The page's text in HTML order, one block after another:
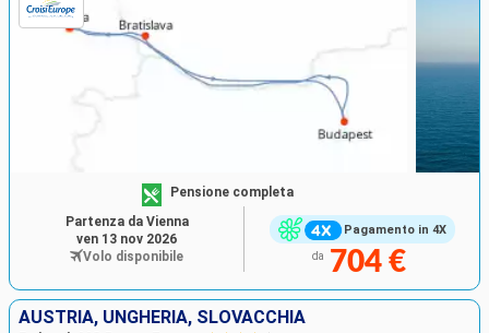
Pagamento in 4X
Pensione completa
da 704 €
Partenza da Vienna
ven 13 nov 2026
Volo disponibile
AUSTRIA, UNGHERIA, SLOVACCHIA